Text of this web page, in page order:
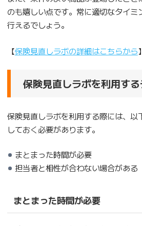
のも嬉しい点です。常に適切なタイミ
行えるでしょう。
【保険見直しラボの詳細はこちらから】
保険見直しラボを利用す
保険見直しラボを利用する際には、以
しておく必要があります。
まとまった時間が必要
担当者と相性が合わない場合がある
まとまった時間が必要